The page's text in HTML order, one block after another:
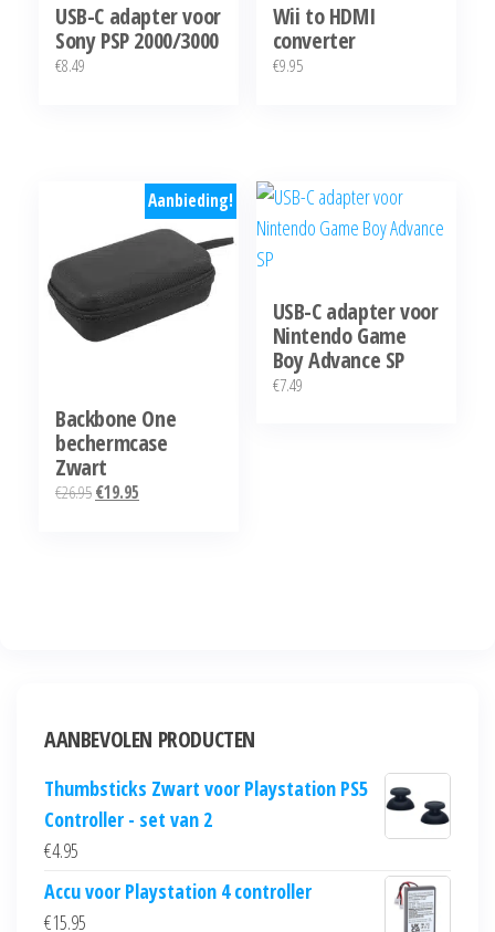
USB-C adapter voor
Sony PSP 2000/3000
€8.49
Wii to HDMI
converter
€9.95
Aanbieding!
Backbone One
bechermcase
Zwart
€26.95Oorspronkelijke
€19.95
USB-C adapter voor
Nintendo Game
Boy Advance SP
€7.49
AANBEVOLEN PRODUCTEN
Thumbsticks Zwart voor Playstation PS5
Controller - set van 2
€4.95
Accu voor Playstation 4 controller
€15.95